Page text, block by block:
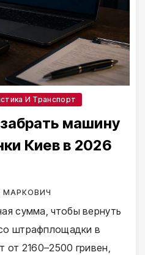
И Транспорт
машину
Киев в 2026
МАРКОВИЧ
сумма, чтобы вернуть
штрафплощадки в
от 2160–2500 гривен,